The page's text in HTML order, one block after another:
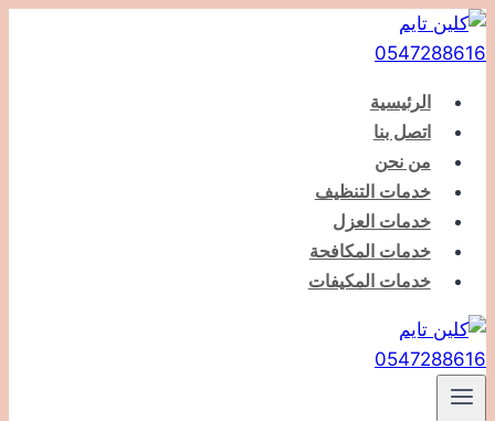
التجاوز
إلى
الرئيسية
اتصل بنا
من نحن
خدمات التنظيف
خدمات العزل
خدمات المكافحة
خدمات المكيفات